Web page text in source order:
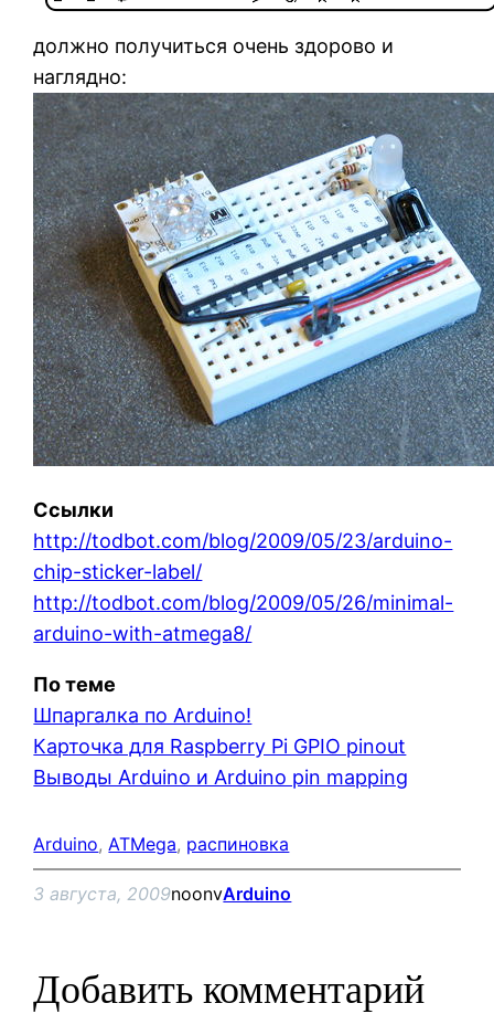
должно получиться очень здорово и
наглядно:
Ссылки
http://todbot.com/blog/2009/05/23/arduino-
chip-sticker-label/
http://todbot.com/blog/2009/05/26/minimal-
arduino-with-atmega8/
По теме
Шпаргалка по Arduino!
Карточка для Raspberry Pi GPIO pinout
Выводы Arduino и Arduino pin mapping
Arduino, ATMega, распиновка
3 августа, 2009noonvArduino
Добавить комментарий